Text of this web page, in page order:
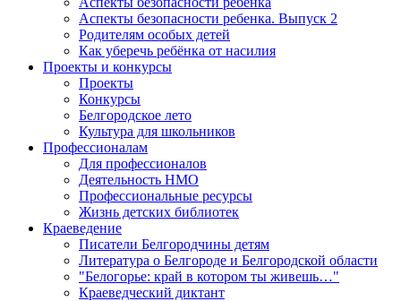
Аспекты безопасности ребенка. Выпуск 2
Родителям особых детей
Как уберечь ребёнка от насилия
Проекты и конкурсы
Проекты
Конкурсы
Белгородское лето
Культура для школьников
Профессионалам
Для профессионалов
Деятельность НМО
Профессиональные ресурсы
Жизнь детских библиотек
Краеведение
Писатели Белгородчины детям
Литература о Белгороде и Белгородской области
"Белогорье: край в котором ты живешь…"
Краеведческий диктант